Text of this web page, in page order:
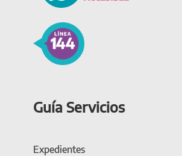
Guía Servicios
Expedientes